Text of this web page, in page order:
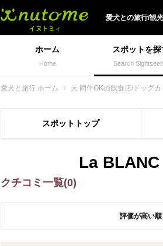
愛犬との旅行/観光
ホーム
Home
スポットを探
Search
愛犬と旅行 ホーム 犬 同伴OKの飲食店/ドッグカ
スポット トップ
La
クチコミ一覧(0)
評価が高い順